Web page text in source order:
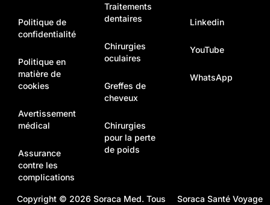
Politique de
confidentialité
Politique en
matière de
cookies
Avertissement
médical
Assurance
contre les
complications
Traitements
dentaires
Chirurgies
oculaires
Greffes de
cheveux
Chirurgies
pour la perte
de poids
Linkedin
YouTube
WhatsApp
Copyright © 2026 Soraca Med. Tous Soraca Santé Voyage